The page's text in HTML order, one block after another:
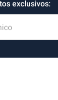
exclusivos: